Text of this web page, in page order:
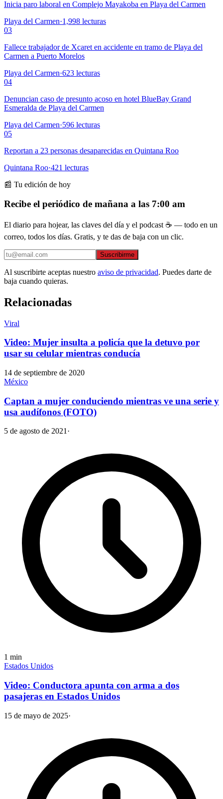
Inicia paro laboral en Complejo Mayakoba en Playa del Carmen
Playa del Carmen·1,998 lecturas
03
Fallece trabajador de Xcaret en accidente en tramo de Playa del
Carmen a Puerto Morelos
Playa del Carmen·623 lecturas
04
Denuncian caso de presunto acoso en hotel BlueBay Grand
Esmeralda de Playa del Carmen
Playa del Carmen·596 lecturas
05
Reportan a 23 personas desaparecidas en Quintana Roo
Quintana Roo·421 lecturas
📰 Tu edición de hoy
Recibe el periódico de mañana a las 7:00 am
El diario para hojear, las claves del día y el podcast ☕ — todo en un
correo, todos los días. Gratis, y te das de baja con un clic.
Suscribirme
Al suscribirte aceptas nuestro aviso de privacidad. Puedes darte de
baja cuando quieras.
Relacionadas
Viral
Video: Mujer insulta a policía que la detuvo por
usar su celular mientras conducía
14 de septiembre de 2020
México
Captan a mujer conduciendo mientras ve una serie y
usa audífonos (FOTO)
5 de agosto de 2021·
1 min
Estados Unidos
Video: Conductora apunta con arma a dos
pasajeras en Estados Unidos
15 de mayo de 2025·